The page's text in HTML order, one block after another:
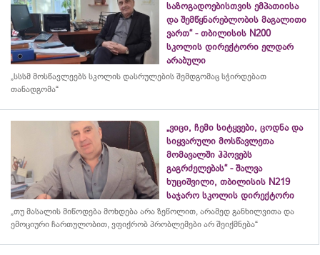
საზოგადოებისთვის ემპათიისა
და შემწყნარებლობის მაგალითი
ვართ“ - თბილისის N200
სკოლის დირექტორი ელდარ
არაბული
„სსსმ მოსწავლეებს სკოლის დასრულების შემდგომაც სჭირდებათ
თანადგომა“
„ვიცი, ჩემი სიტყვები, ცოდნა და
სიყვარული მოსწავლეთა
მომავალში ჰპოვებს
გაგრძელებას“ - შალვა
ხუციშვილი, თბილისის N219
საჯარო სკოლის დირექტორი
„თუ მასალის მიწოდება მოხდება არა ზეწოლით, არამედ განხილვითა და
ემოციური ჩართულობით, ვფიქრობ პრობლემები არ შეიქმნება“